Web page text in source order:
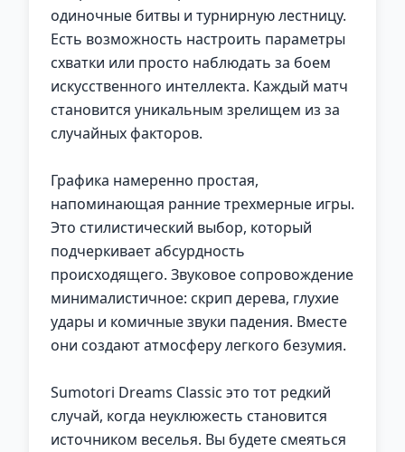
одиночные битвы и турнирную лестницу.
Есть возможность настроить параметры
схватки или просто наблюдать за боем
искусственного интеллекта. Каждый матч
становится уникальным зрелищем из за
случайных факторов.
Графика намеренно простая,
напоминающая ранние трехмерные игры.
Это стилистический выбор, который
подчеркивает абсурдность
происходящего. Звуковое сопровождение
минималистичное: скрип дерева, глухие
удары и комичные звуки падения. Вместе
они создают атмосферу легкого безумия.
Sumotori Dreams Classic это тот редкий
случай, когда неуклюжесть становится
источником веселья. Вы будете смеяться